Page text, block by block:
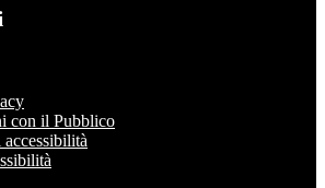
con il Pubblico